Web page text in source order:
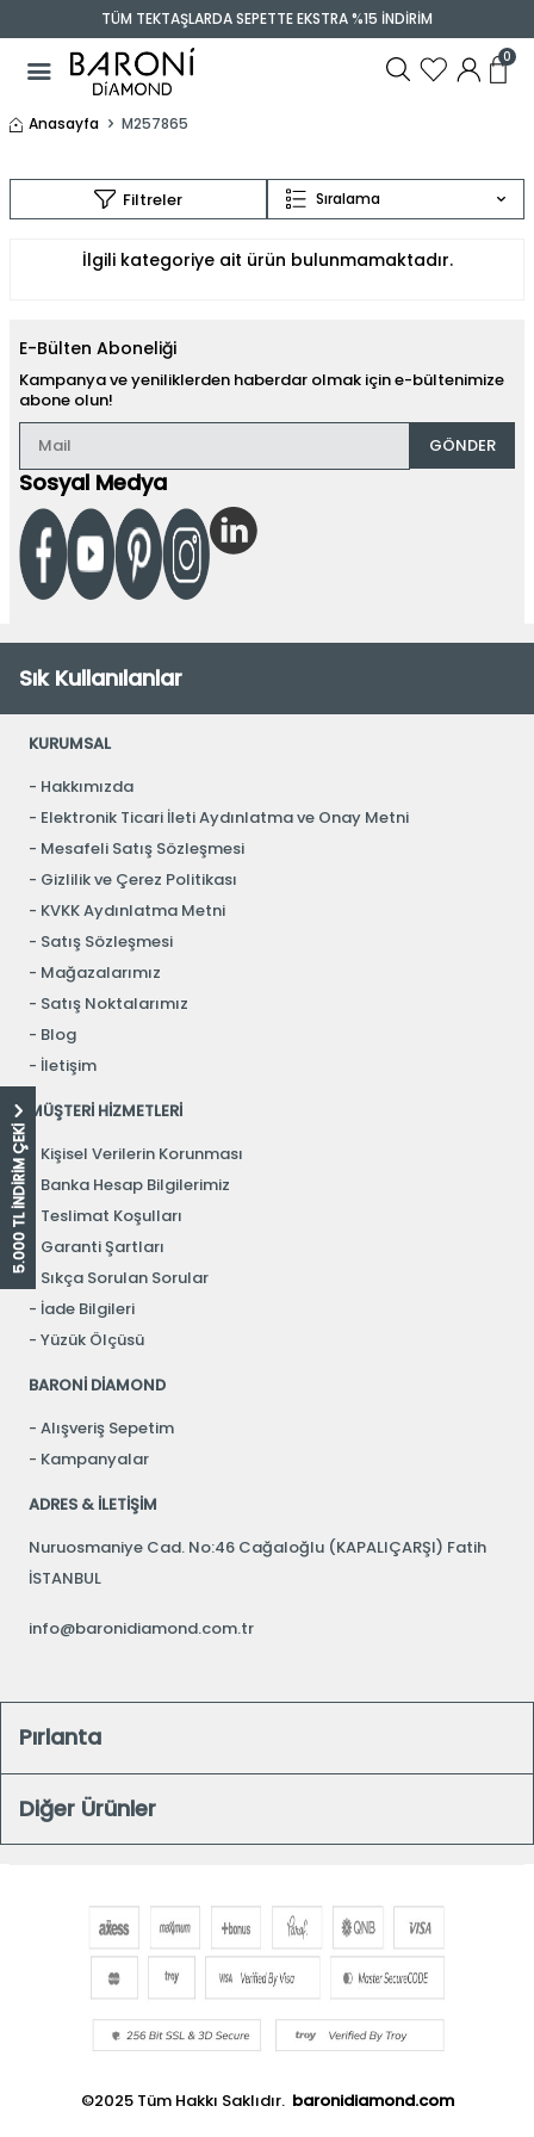
5.000 TL İNDİRİM ÇEKİ
TÜM TEKTAŞLARDA SEPETTE EKSTRA %15 İNDİRİM
0
Anasayfa M257865
Filtreler Sıralama
İlgili kategoriye ait ürün bulunmamaktadır.
E-Bülten Aboneliği
Kampanya ve yeniliklerden haberdar olmak için e-bültenimize
abone olun!
GÖNDER
Sosyal Medya
Sık Kullanılanlar
KURUMSAL
Hakkımızda
Elektronik Ticari İleti Aydınlatma ve Onay Metni
Mesafeli Satış Sözleşmesi
Gizlilik ve Çerez Politikası
KVKK Aydınlatma Metni
Satış Sözleşmesi
Mağazalarımız
Satış Noktalarımız
Blog
İletişim
MÜŞTERİ HİZMETLERİ
Kişisel Verilerin Korunması
Banka Hesap Bilgilerimiz
Teslimat Koşulları
Garanti Şartları
Sıkça Sorulan Sorular
İade Bilgileri
Yüzük Ölçüsü
BARONİ DİAMOND
Alışveriş Sepetim
Kampanyalar
ADRES & İLETİŞİM
Nuruosmaniye Cad. No:46 Cağaloğlu (KAPALIÇARŞI) Fatih
İSTANBUL
info@baronidiamond.com.tr
Pırlanta
Diğer Ürünler
©2025 Tüm Hakkı Saklıdır. baronidiamond.com